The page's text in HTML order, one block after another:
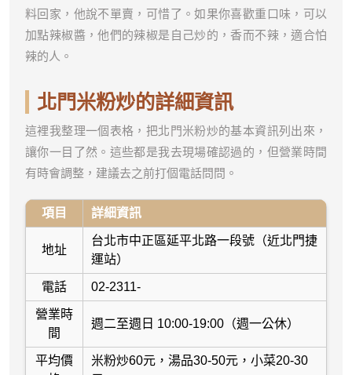
料回家，他說不單賣，可惜了。如果你喜歡重口味，可以
加點辣椒醬，他們的辣椒是自己炒的，香而不辣，適合怕
辣的人。
北門米粉炒的詳細資訊
這裡我整理一個表格，把北門米粉炒的基本資訊列出來，
讓你一目了然。這些都是我去現場確認過的，但營業時間
有時會調整，建議去之前打個電話問問。
項目 詳細資訊
地址
台北市中正區延平北路一段號（近北門捷
運站）
電話 02-2311-
營業時
間
週二至週日 10:00-19:00（週一公休）
平均價
米粉炒60元，湯品30-50元，小菜20-30